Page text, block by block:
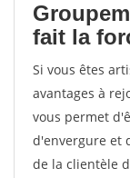
fait la
Si vous êtes
avantages à
vous permet
d'envergure et
de la clientèle